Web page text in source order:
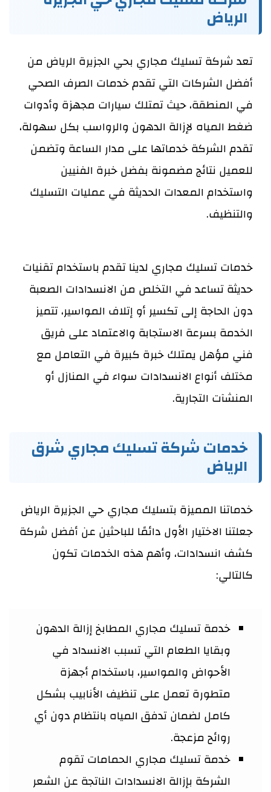
الرياض
تعد شركة تسليك مجاري بحي الجزيرة الرياض من
أفضل الشركات التي تقدم خدمات الصرف الصحي
في المنطقة، حيث تمتلك سيارات مجهزة وأدوات
ضغط المياه لإزالة الدهون والرواسب بكل سهولة،
تقدم الشركة خدماتها على مدار الساعة وتضمن
للعميل نتائج مضمونة بفضل خبرة الفنيين
واستخدام المعدات الحديثة في عمليات التسليك
والتنظيف.
خدمات تسليك مجاري لدينا تقدم باستخدام تقنيات
حديثة تساعد في التخلص من الانسدادات الصعبة
دون الحاجة إلى تكسير أو إتلاف المواسير، تتميز
الخدمة بسرعة الاستجابة والاعتماد على فريق
فني مؤهل يمتلك خبرة كبيرة في التعامل مع
مختلف أنواع الانسدادات سواء في المنازل أو
المنشآت التجارية.
خدمات شركة تسليك مجاري شرق
الرياض
خدماتنا المميزة بتسليك مجاري حي الجزيرة الرياض
جعلتنا الاختيار الأول دائمًا للباحثين عن أفضل شركة
كشف انسدادات، وأهم هذه الخدمات تكون
كالتالي:
خدمة تسليك مجاري المطابخ إزالة الدهون
وبقايا الطعام التي تسبب الانسداد في
الأحواض والمواسير، باستخدام أجهزة
متطورة تعمل على تنظيف الأنابيب بشكل
كامل لضمان تدفق المياه بانتظام دون أي
روائح مزعجة.
خدمة تسليك مجاري الحمامات تقوم
الشركة بإزالة الانسدادات الناتجة عن الشعر